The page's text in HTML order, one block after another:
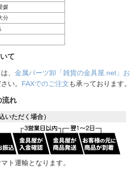
媛
分
て
、 金属パーツ卸「雑貨の金具屋.net」お
い。 FAXでのご注文も承っております
流れ
いただく場合）
ト運輸となります。